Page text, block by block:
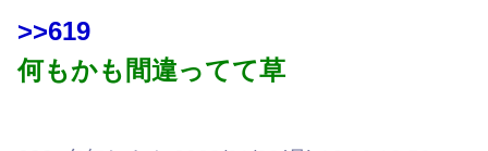
>>619
何もかも間違ってて草